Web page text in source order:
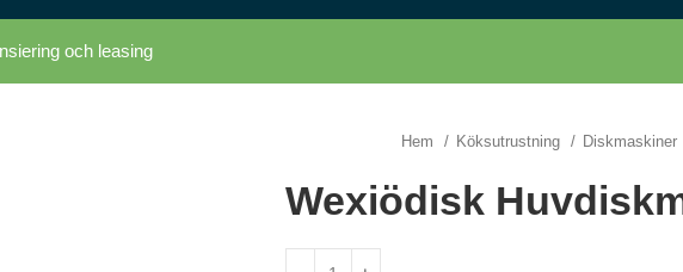
och leasing
Hem Köksutrustning Diskmaskiner
Wexiödisk